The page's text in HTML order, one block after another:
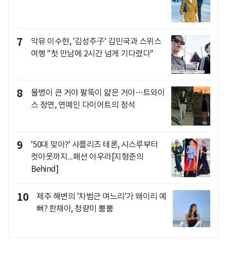
7
악뮤 이수현, '김성주子' 김민국과 스위스
여행 "첫 만남에 2시간 넘게 기다렸다"
8
물병이 큰 거야 팔뚝이 얇은 거야…트와이
스 정연, 연예인 다이어트의 정석
9
'50대 맞아?' 샤를리즈 테론, 시스루부터
컷아웃까지...패션 아우라[지형준의
Behind]
10
제주 해변의 '차범근 며느리'가 왜이리 예
뻐? 한채아, 청량미 뿜뿜